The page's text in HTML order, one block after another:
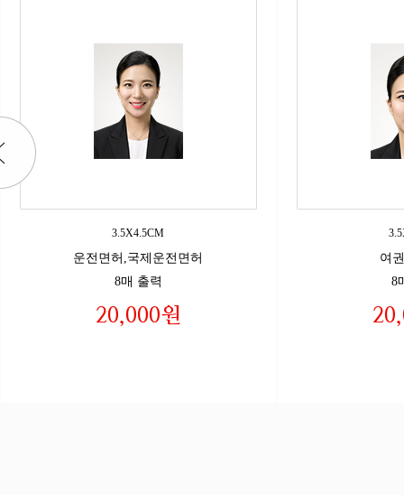
3.5X4.5CM
운전면허,국제운전면허
8매 출력
20,000원
여
8